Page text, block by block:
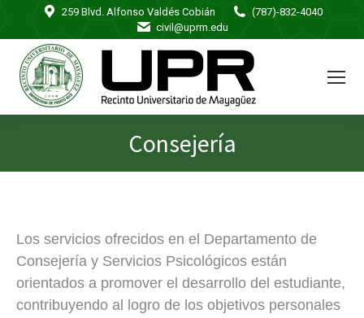
259 Blvd. Alfonso Valdés Cobián
(787)-832-4040
civil@uprm.edu
Consejería
You are here:
Los servicios ofrecidos en el Departamento de
Consejería y Servicios Psicológicos están
orientados a promover el desarrollo del estudiante,
contribuyendo al logro de los objetivos personales